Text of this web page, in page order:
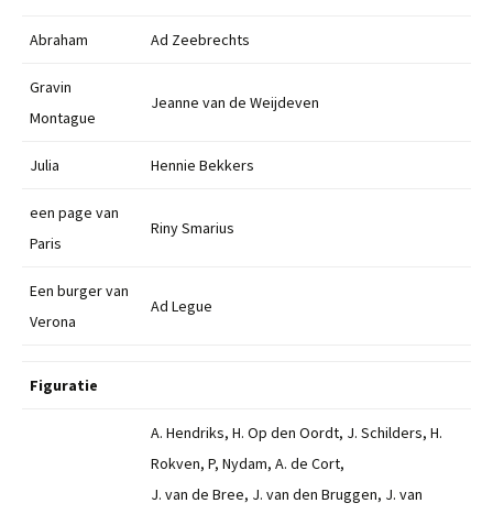
Abraham Ad Zeebrechts
Gravin
Montague
Jeanne van de Weijdeven
Julia Hennie Bekkers
een page van
Paris
Riny Smarius
Een burger van
Verona
Ad Legue
Figuratie
A. Hendriks, H. Op den Oordt, J. Schilders, H.
Rokven, P, Nydam, A. de Cort,
J. van de Bree, J. van den Bruggen, J. van